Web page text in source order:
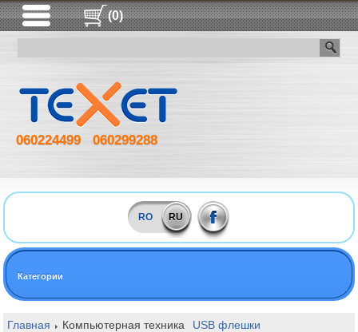
(0)
060224499 060299288
RO RU
Категории
Главная Компьютерная техника USB флешки